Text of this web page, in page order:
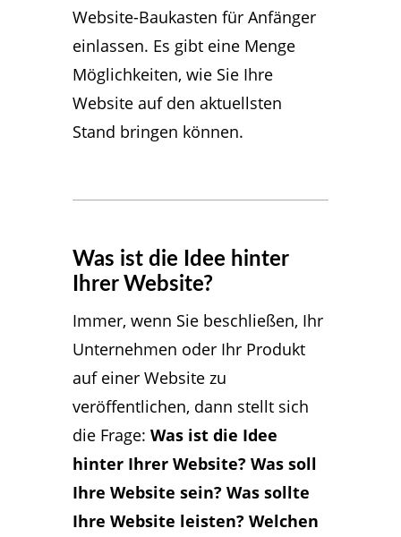
Website-Baukasten für Anfänger
einlassen. Es gibt eine Menge
Möglichkeiten, wie Sie Ihre
Website auf den aktuellsten
Stand bringen können.
Was ist die Idee hinter
Ihrer Website?
Immer, wenn Sie beschließen, Ihr
Unternehmen oder Ihr Produkt
auf einer Website zu
veröffentlichen, dann stellt sich
die Frage: Was ist die Idee
hinter Ihrer Website? Was soll
Ihre Website sein? Was sollte
Ihre Website leisten? Welchen